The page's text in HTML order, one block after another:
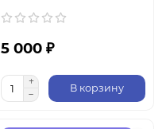
5 000 ₽
В корзину